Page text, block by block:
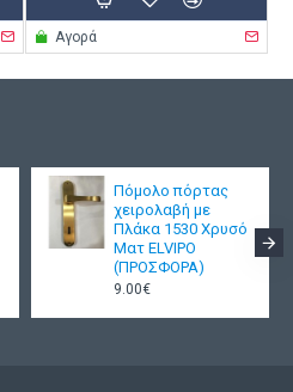
Αγορά
Πόμολο πόρτας
χειρολαβή με
Πλάκα 1530 Χρυσό
Ματ ELVIPO
(ΠΡΟΣΦΟΡΑ)
9.00€